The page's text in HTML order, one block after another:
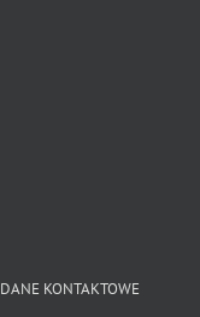
DANE KONTAKTOWE